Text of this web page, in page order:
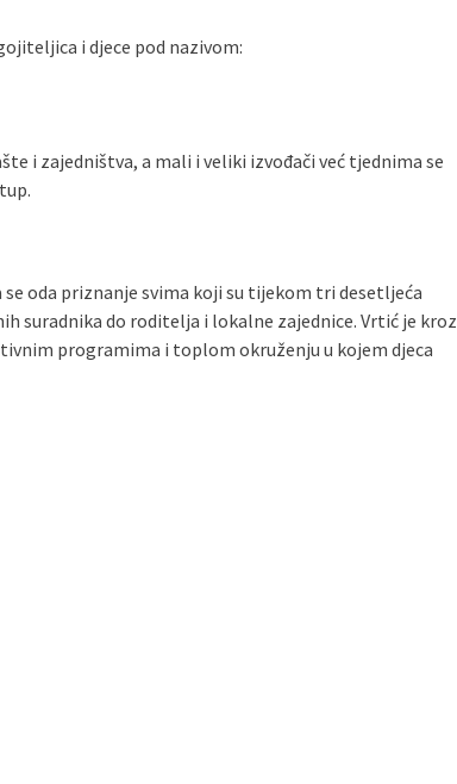
i djece pod nazivom:
i zajedništva, a mali i veliki izvođači već tjednima se
oda priznanje svima koji su tijekom tri desetljeća
suradnika do roditelja i lokalne zajednice. Vrtić je kroz
programima i toplom okruženju u kojem djeca